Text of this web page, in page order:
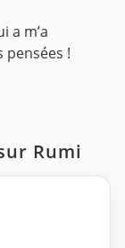
a m’a
!
Rumi